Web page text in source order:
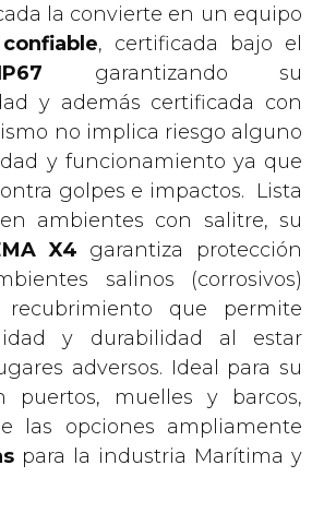
la convierte en un equipo
confiable, certificada bajo el
garantizando su
y además certificada con
no implica riesgo alguno
y funcionamiento ya que
golpes e impactos. Lista
ambientes con salitre, su
X4 garantiza protección
salinos (corrosivos)
que permite
y durabilidad al estar
adversos. Ideal para su
puertos, muelles y barcos,
las opciones ampliamente
para la industria Marítima y